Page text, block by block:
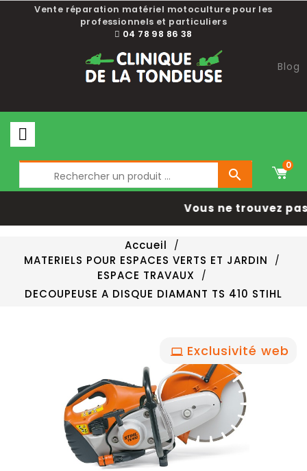
Vente réparation matériel motoculture pour les
professionnels et particuliers
04 78 98 86 38
Blog

0
Vous ne trouvez
Accueil
MATERIELS POUR ESPACES VERTS ET JARDIN
ESPACE TRAVAUX
DECOUPEUSE A DISQUE DIAMANT TS 410 STIHL
Exclusivité web